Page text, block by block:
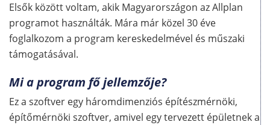
Elsők között voltam, akik Magyarországon az Allplan
programot használták. Mára már közel 30 éve
foglalkozom a program kereskedelmével és műszaki
támogatásával.
Mi a program fő jellemzője?
Ez a szoftver egy háromdimenziós építészmérnöki,
építőmérnöki szoftver, amivel egy tervezett épületnek a